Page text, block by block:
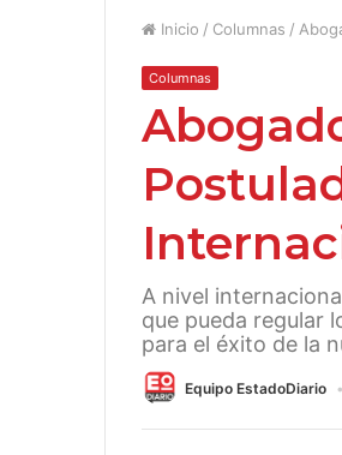
Inicio / Columnas /
Columnas
A nivel
que pueda regular
para el éxito de la
Equipo EstadoDiario